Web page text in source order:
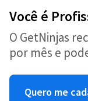
Você é
O GetNinjas
por mês e
Quero me